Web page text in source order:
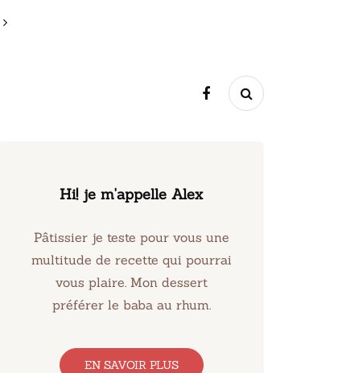
Hi! je m'appelle Alex
Pâtissier je teste pour vous une
multitude de recette qui pourrai
vous plaire. Mon dessert
préférer le baba au rhum.
EN SAVOIR PLUS